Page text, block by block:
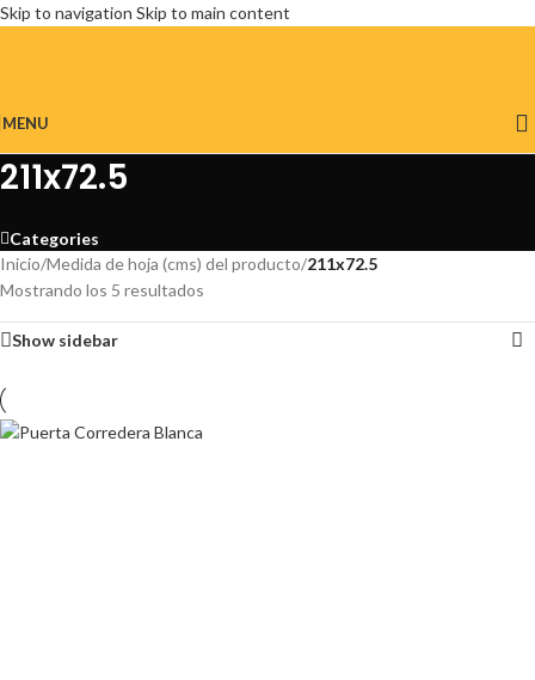
Skip to navigation Skip to main content
MENU
211x72.5
Categories
Inicio/Medida de hoja (cms) del producto/211x72.5
Mostrando los 5 resultados
Show sidebar